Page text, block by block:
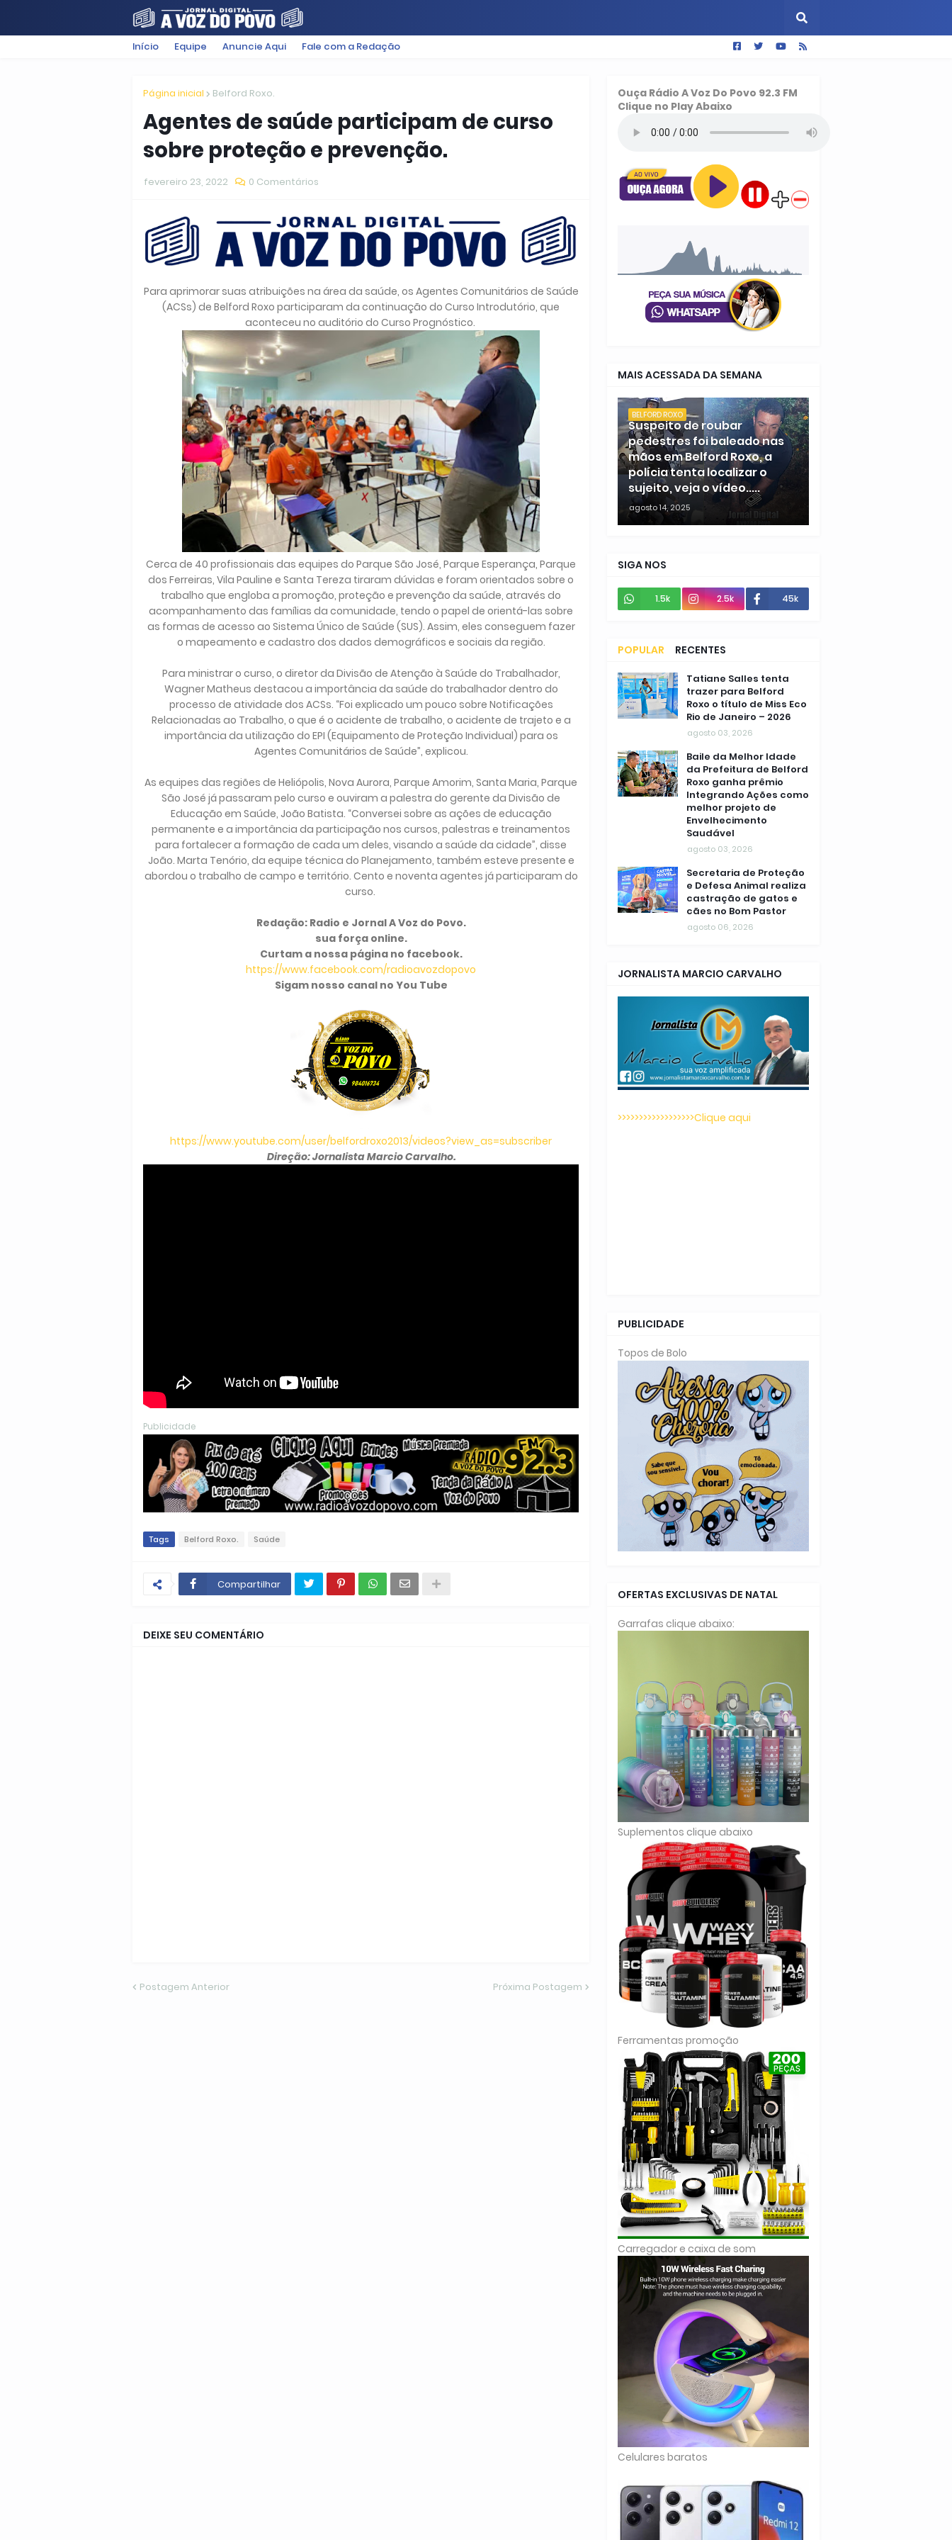
FILMES POLÍTICA SUGESTÕES BAIXADA
Início Equipe Anuncie Aqui Fale com a Redação
Página inicial Belford Roxo.
Agentes de saúde participam de curso
sobre proteção e prevenção.
fevereiro 23, 2022 0 Comentários
Para aprimorar suas atribuições na área da saúde, os Agentes Comunitários de Saúde
(ACSs) de Belford Roxo participaram da continuação do Curso Introdutório, que
aconteceu no auditório do Curso Prognóstico.
Cerca de 40 profissionais das equipes do Parque São José, Parque Esperança, Parque
dos Ferreiras, Vila Pauline e Santa Tereza tiraram dúvidas e foram orientados sobre o
trabalho que engloba a promoção, proteção e prevenção da saúde, através do
acompanhamento das famílias da comunidade, tendo o papel de orientá-las sobre
as formas de acesso ao Sistema Único de Saúde (SUS). Assim, eles conseguem fazer
o mapeamento e cadastro dos dados demográficos e sociais da região.
Para ministrar o curso, o diretor da Divisão de Atenção à Saúde do Trabalhador,
Wagner Matheus destacou a importância da saúde do trabalhador dentro do
processo de atividade dos ACSs. “Foi explicado um pouco sobre Notificações
Relacionadas ao Trabalho, o que é o acidente de trabalho, o acidente de trajeto e a
importância da utilização do EPI (Equipamento de Proteção Individual) para os
Agentes Comunitários de Saúde”, explicou.
As equipes das regiões de Heliópolis, Nova Aurora, Parque Amorim, Santa Maria, Parque
São José já passaram pelo curso e ouviram a palestra do gerente da Divisão de
Educação em Saúde, João Batista. “Conversei sobre as ações de educação
permanente e a importância da participação nos cursos, palestras e treinamentos
para fortalecer a formação de cada um deles, visando a saúde da cidade”, disse
João. Marta Tenório, da equipe técnica do Planejamento, também esteve presente e
abordou o trabalho de campo e território. Cento e noventa agentes já participaram do
curso.
Redação: Radio e Jornal A Voz do Povo.
sua força online.
Curtam a nossa página no facebook.
https://www.facebook.com/radioavozdopovo
Sigam nosso canal no You Tube
https://www.youtube.com/user/belfordroxo2013/videos?view_as=subscriber
Direção: Jornalista Marcio Carvalho.
Publicidade
Tags Belford Roxo. Saúde
Compartilhar
DEIXE SEU COMENTÁRIO
Postagem Anterior Próxima Postagem
Ouça Rádio A Voz Do Povo 92.3 FM
Clique no Play Abaixo
MAIS ACESSADA DA SEMANA
BELFORD ROXO
Suspeito de roubar
pedestres foi baleado nas
mãos em Belford Roxo, a
polícia tenta localizar o
sujeito, veja o vídeo.....
agosto 14, 2025
SIGA NOS
1.5k 2.5k 45k
POPULAR
RECENTES
COMENTÁRIOSTatiane Salles tenta
trazer para Belford
Roxo o título de Miss Eco
Rio de Janeiro – 2026
agosto 03, 2026
Baile da Melhor Idade
da Prefeitura de Belford
Roxo ganha prêmio
Integrando Ações como
melhor projeto de
Envelhecimento
Saudável
agosto 03, 2026
Secretaria de Proteção
e Defesa Animal realiza
castração de gatos e
cães no Bom Pastor
agosto 06, 2026
JORNALISTA MARCIO CARVALHO
>>>>>>>>>>>>>>>>>>Clique aqui
PUBLICIDADE
Topos de Bolo
OFERTAS EXCLUSIVAS DE NATAL
Garrafas clique abaixo:
Suplementos clique abaixo
Ferramentas promoção
Carregador e caixa de som
Celulares baratos